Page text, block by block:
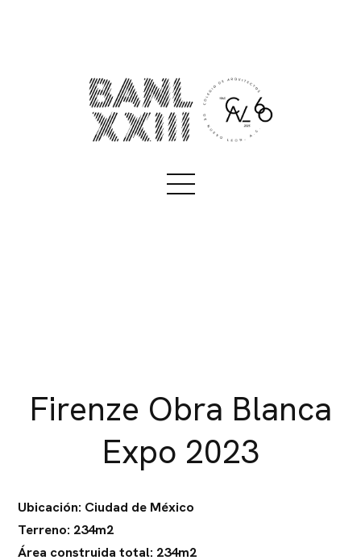
Firenze Obra Blanca
Expo 2023
Ubicación: Ciudad de México
Terreno: 234m2
Área construida total: 234m2